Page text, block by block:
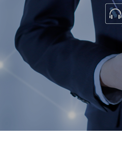
料金について